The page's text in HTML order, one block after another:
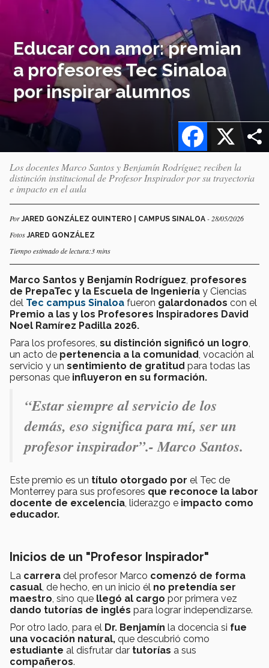
Educar con amor: premian
a profesores Tec Sinaloa
por inspirar alumnos
X
Facebook
Los docentes Marco Santos y Benjamín Rodríguez reciben la
distinción institucional de Profesor Inspirador por su trayectoria
e impacto en el aula
PorJARED GONZÁLEZ QUINTERO | CAMPUS SINALOA - 28/05/2026
FotosJARED GONZÁLEZ
Tiempo estimado de lectura:3 mins
Marco Santos y Benjamín Rodríguez profesores
de PrepaTec y la Escuela de Ingeniería y Ciencias
del Tec campus Sinaloa fueron galardonados con el
Premio a las y los Profesores Inspiradores David
Noel Ramírez Padilla 2026.
Para los profesores, su distinción significó un logro
un acto de pertenencia a la comunidad , vocación al
servicio y un sentimiento de gratitud para todas las
personas que influyeron en su formación.
“Estar siempre al servicio de los
demás, eso significa para mí, ser un
profesor inspirador”.- Marco Santos.
Este premio es un título otorgado por el Tec de
Monterrey para sus profesores que reconoce la labor
docente de excelencia , liderazgo e impacto como
educador.
Inicios de un "Profesor Inspirador"
La carrera del profesor Marco comenzó de forma
casual , de hecho, en un inicio él no pretendía ser
maestro , sino que llegó al cargo por primera vez
dando tutorías de inglés para lograr independizarse.
Por otro lado, para el Dr. Benjamín la docencia si fue
una vocación natural, que descubrió como
estudiante al disfrutar dar tutorías a sus
compañeros.